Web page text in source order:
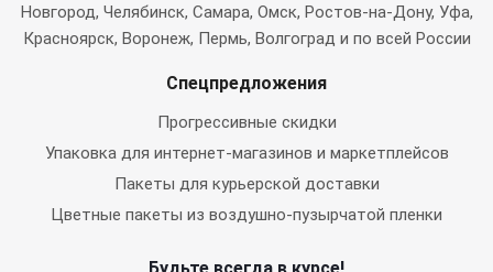
Новгород, Челябинск, Самара, Омск, Ростов-на-Дону, Уфа,
Красноярск, Воронеж, Пермь, Волгоград и по всей России
Спецпредложения
Прогрессивные скидки
Упаковка для интернет-магазинов и маркетплейсов
Пакеты для курьерской доставки
Цветные пакеты из воздушно-пузырчатой пленки